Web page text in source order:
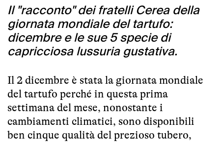
Il "racconto" dei fratelli Cerea della
giornata mondiale del tartufo:
dicembre e le sue 5 specie di
capricciosa lussuria gustativa.
Il 2 dicembre è stata la giornata mondiale
del tartufo perché in questa prima
settimana del mese, nonostante i
cambiamenti climatici, sono disponibili
ben cinque qualità del prezioso tubero,